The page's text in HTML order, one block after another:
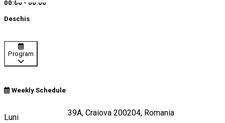
00:00 - 00:00
Deschis
Program
Weekly Schedule
Luni
Strada Pelendava 39A, Craiova 200204, Romania